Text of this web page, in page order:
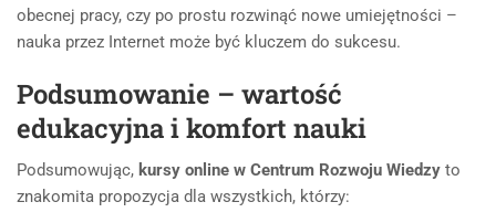
obecnej pracy, czy po prostu rozwinąć nowe umiejętności –
nauka przez Internet może być kluczem do sukcesu.
Podsumowanie – wartość
edukacyjna i komfort nauki
Podsumowując, kursy online w Centrum Rozwoju Wiedzy to
znakomita propozycja dla wszystkich, którzy: